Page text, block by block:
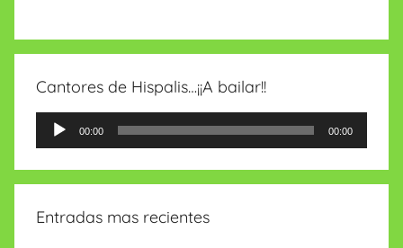
Cantores de Hispalis…¡¡A bailar!!
Reproductor
de
audio
00:00 00:00
Entradas mas recientes